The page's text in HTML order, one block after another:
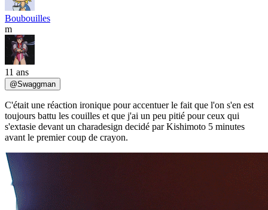
Boubouilles
m
11 ans
@Swaggman
C'était une réaction ironique pour accentuer le fait que l'on s'en est
toujours battu les couilles et que j'ai un peu pitié pour ceux qui
s'extasie devant un charadesign decidé par Kishimoto 5 minutes
avant le premier coup de crayon.